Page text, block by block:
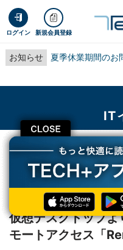
ログイン 新規会員登録
お知らせ 夏季休業期間のお
IT
TECH+ 企業IT
ITインフラ
仮想デスクトップよりも現実的!?
仮想デスクトップ
モートアクセス「